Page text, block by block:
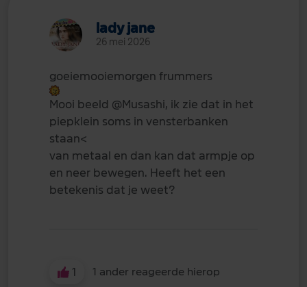
lady jane
26 mei 2026
goeiemooiemorgen frummers
Mooi beeld @Musashi, ik zie dat in het
piepklein soms in vensterbanken
staan<
van metaal en dan kan dat armpje op
en neer bewegen. Heeft het een
betekenis dat je weet?
1 1 ander reageerde hierop